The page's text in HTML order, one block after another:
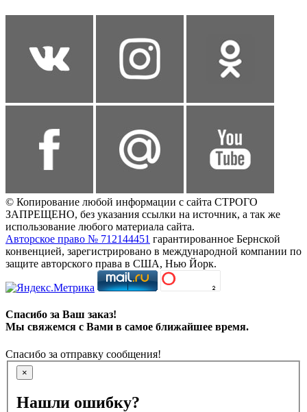
© Копирование любой информации с сайта СТРОГО
ЗАПРЕЩЕНО, без указания ссылки на источник, а так же
использование любого материала сайта.
Авторское право № 712144451 гарантированное Бернской
конвенцией, зарегистрировано в международной компании по
защите авторского права в США, Нью Йорк.
Спасибо за Ваш заказ!
Мы свяжемся с Вами в самое ближайшее время.
Спасибо за отправку сообщения!
×
Нашли ошибку?